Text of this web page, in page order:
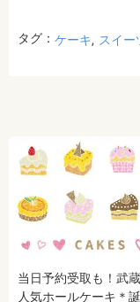
タグ： ケーキ スイー
当日予約受取も！武
人気ホールケーキ＊